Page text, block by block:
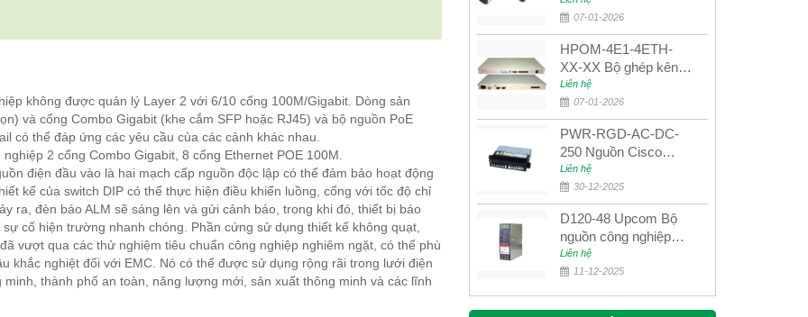
không được quản lý Layer 2 với 6/10 cổng 100M/Gigabit. Dòng sản
và cổng Combo Gigabit (khe cắm SFP hoặc RJ45) và bộ nguồn PoE
có thể đáp ứng các yêu cầu của các cảnh khác nhau.
2 cổng Combo Gigabit, 8 cổng Ethernet POE 100M.
điện đầu vào là hai mạch cấp nguồn độc lập có thể đảm bảo hoạt động
kế của switch DIP có thể thực hiện điều khiển luồng, cổng với tốc độ chỉ
ra, đèn báo ALM sẽ sáng lên và gửi cảnh báo, trong khi đó, thiết bị báo
cố hiện trường nhanh chóng. Phần cứng sử dụng thiết kế không quạt,
vượt qua các thử nghiệm tiêu chuẩn công nghiệp nghiêm ngặt, có thể phù
khắc nghiệt đối với EMC. Nó có thể được sử dụng rộng rãi trong lưới điện
thành phố an toàn, năng lượng mới, sản xuất thông minh và các lĩnh
80AD/MWS-12-54-
80BD
07-01-2026
HPOM-4E1-4ETH-
XX-XX Bộ ghép kênh
quang quản lý SDH
4E1+4ETH+RS232
Liên hệ
07-01-2026
PWR-RGD-AC-DC-
250 Nguồn Cisco
Industrial 250W
PoE/PoE+
Liên hệ
30-12-2025
D120-48 Upcom Bộ
nguồn công nghiệp
đầu ra đơn 120W
48VDC
Liên hệ
11-12-2025